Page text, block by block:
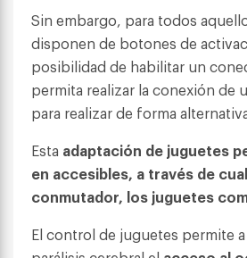
Sin embargo, para todos
disponen de botones de
posibilidad de habilitar un
permita realizar la conexión de
para realizar de forma
Esta adaptación de juguetes
en accesibles, a través de
conmutador, los juguetes
El control de juguetes permite